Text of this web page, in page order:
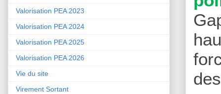
Valorisation PEA 2023
Valorisation PEA 2024
Valorisation PEA 2025
Valorisation PEA 2026
Vie du site
Virement Sortant